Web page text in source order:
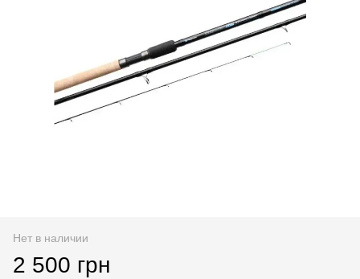
Нет в наличии
2 500 грн